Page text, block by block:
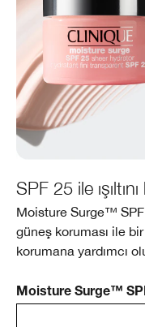
SPF 25 ile
Moisture Surge™
güneş koruması ile bir
korumana yardımcı
Moisture Surge™